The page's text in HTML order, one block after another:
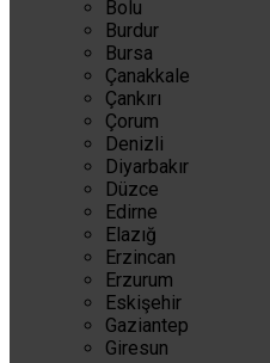
Bolu
Burdur
Bursa
Çanakkale
Çankırı
Çorum
Denizli
Diyarbakır
Düzce
Edirne
Elazığ
Erzincan
Erzurum
Eskişehir
Gaziantep
Giresun